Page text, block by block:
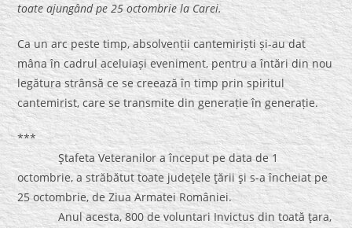
toate ajungând pe 25 octombrie la Carei.
Ca un arc peste timp, absolvenții cantemiriști și-au dat
mâna în cadrul aceluiași eveniment, pentru a întări din nou
legătura strânsă ce se creează în timp prin spiritul
cantemirist, care se transmite din generație în generație.
***
Ştafeta Veteranilor a început pe data de 1
octombrie, a străbătut toate judeţele ţării şi s-a încheiat pe
25 octombrie, de Ziua Armatei României.
Anul acesta, 800 de voluntari Invictus din toată ţara,